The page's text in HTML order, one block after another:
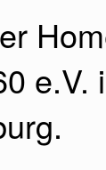
e.V.